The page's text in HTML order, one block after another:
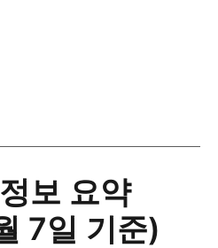
보 요약
7일 기준)